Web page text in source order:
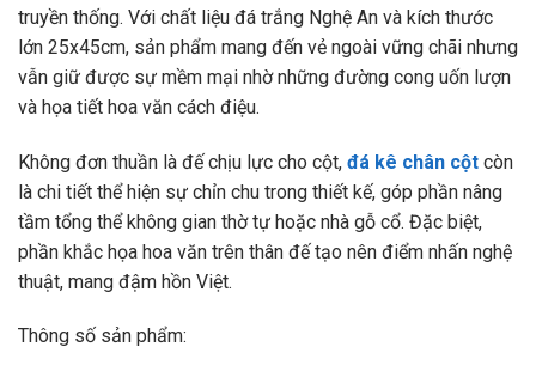
truyền thống. Với chất liệu đá trắng Nghệ An và kích thước
lớn 25x45cm, sản phẩm mang đến vẻ ngoài vững chãi nhưng
vẫn giữ được sự mềm mại nhờ những đường cong uốn lượn
và họa tiết hoa văn cách điệu.
Không đơn thuần là đế chịu lực cho cột, đá kê chân cột còn
là chi tiết thể hiện sự chỉn chu trong thiết kế, góp phần nâng
tầm tổng thể không gian thờ tự hoặc nhà gỗ cổ. Đặc biệt,
phần khắc họa hoa văn trên thân đế tạo nên điểm nhấn nghệ
thuật, mang đậm hồn Việt.
Thông số sản phẩm: